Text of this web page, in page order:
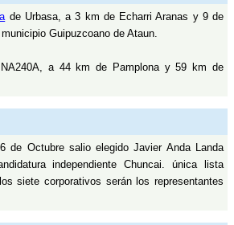
de Urbasa, a 3 km de Echarri Aranas y 9 de
Guipuzcoano de Ataun.
a 44 km de Pamplona y 59 km de
de Octubre salio elegido Javier Anda Landa
independiente Chuncai. única lista
siete corporativos serán los representantes